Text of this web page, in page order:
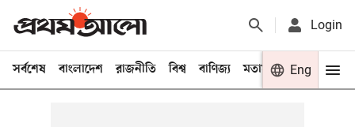
Login
সর্বশেষ বাংলাদেশ রাজনীতি বিশ্ব বাণিজ্য মতামত খেলা
Eng